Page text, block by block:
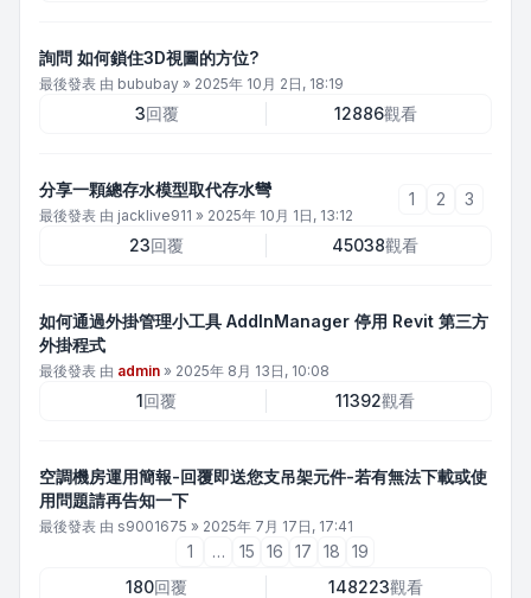
詢問 如何鎖住3D視圖的方位?
最後發表 由 bububay » 2025年 10月 2日, 18:19
3回覆 12886觀看
分享一顆總存水模型取代存水彎
最後發表 由 jacklive911 » 2025年 10月 1日, 13:12
1 2 3
23回覆 45038觀看
如何通過外掛管理小工具 AddInManager 停用 Revit 第三方
外掛程式
最後發表 由 admin » 2025年 8月 13日, 10:08
1回覆 11392觀看
空調機房運用簡報-回覆即送您支吊架元件-若有無法下載或使
用問題請再告知一下
最後發表 由 s9001675 » 2025年 7月 17日, 17:41
1 … 15 16 17 18
19
180回覆 148223觀看